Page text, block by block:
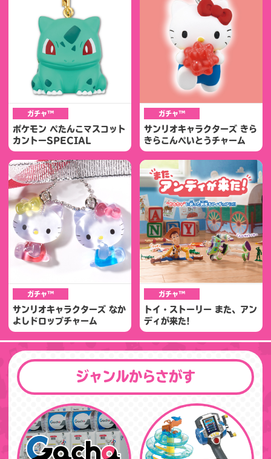
ガチャ™
ポケモン ぺたんこマスコット
カントーSPECIAL
ガチャ™
サンリオキャラクターズ きら
きらこんぺいとうチャーム
ガチャ™
サンリオキャラクターズ なか
よしドロップチャーム
ガチャ™
トイ・ストーリー また、アン
ディが来た!
ジャンルからさがす